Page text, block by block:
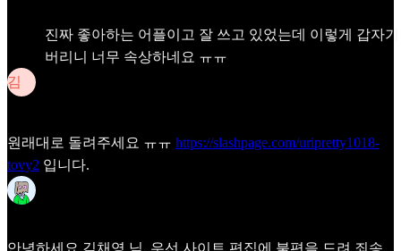
진짜 좋아하는 어플이고 잘 쓰고 있었는데 이렇게 갑자
버리니 너무 속상하네요 ㅠㅠ
김
원래대로 돌려주세요 ㅠㅠ https://slashpage.com/uripretty1018-
tovy2 입니다.
안녕하세요 김채영 님, 우선 사이트 편집에 불편을 드려 죄송